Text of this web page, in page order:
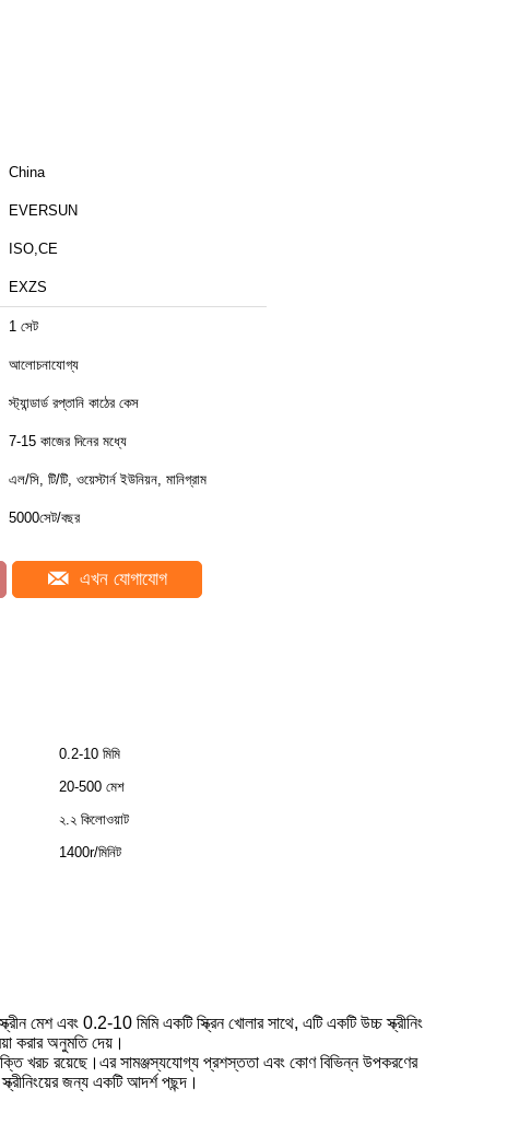
China
EVERSUN
ISO,CE
EXZS
1 সেট
আলোচনাযোগ্য
স্ট্যান্ডার্ড রপ্তানি কাঠের কেস
7-15 কাজের দিনের মধ্যে
এল/সি, টি/টি, ওয়েস্টার্ন ইউনিয়ন, মানিগ্রাম
5000সেট/বছর
এখন যোগাযোগ
0.2-10 মিমি
20-500 মেশ
২.২ কিলোওয়াট
1400r/মিনিট
মেশ এবং 0.2-10 মিমি একটি স্ক্রিন খোলার সাথে, এটি একটি উচ্চ স্ক্রীনিং
করার অনুমতি দেয়।
খরচ রয়েছে।এর সামঞ্জস্যযোগ্য প্রশস্ততা এবং কোণ বিভিন্ন উপকরণের
জন্য একটি আদর্শ পছন্দ।